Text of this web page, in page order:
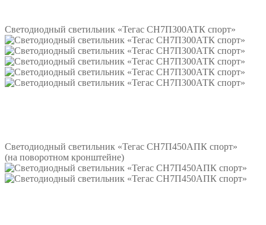
Светодиодный светильник «Тегас СН7П300АТК спорт»
Светодиодный светильник «Тегас СН7П450АПК спорт»
(на поворотном кронштейне)